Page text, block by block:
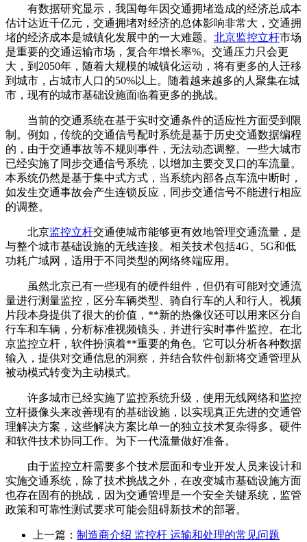
有数据研究显示，我国每年因交通拥堵造成的经济总成本
估计达近千亿元，交通拥堵对经济的总体影响非常大，交通拥
堵的经济成本是城镇化发展中的一大难题。 北京监控立杆市场
是重要的交通运输市场，复合年增长率%。交通压力只会更
大，到2050年，随着大规模的城镇化运动，将有更多的人迁移
到城市，占城市人口的50%以上。随着越来越多的人聚集在城
市，现有的城市基础设施面临着更多的挑战。
当前的交通系统在基于实时交通条件的适应性方面受到限
制。例如，传统的交通信号配时系统是基于历史交通数据编程
的，由于交通事故等不规则事件，无法动态调整。一些大城市
已经实施了同步交通信号系统，以增加主要交叉口的车流量。
本系统仍然是基于集中式方式，当系统内部各点车流中断时，
如发生交通事故会产生连锁反应，同步交通信号不能进行相应
的调整。
北京监控立杆交通使城市能够更有效地管理交通流量，是
与整个城市基础设施的无线连接。相关技术包括4G、5G和低
功耗广域网，适用于不同类型的网络终端应用。
虽然北京已有一些现有的硬件组件，但仍有可能对交通流
量进行测量监控，区分车辆类型、骑自行车的人和行人。视频
片段本身提供了很大的价值，**新的热像仪还可以用来区分自
行车和车辆，分析标准视频镜头，并进行实时事件监控。在北
京监控立杆，软件扮演着**重要的角色。它可以分析各种数据
输入，提供对交通信息的洞察，并结合软件创新将交通管理从
被动模式转变为主动模式。
许多城市已经实施了监控系统升级，使用无线网络和监控
立杆摄像头来改善现有的基础设施，以实现真正先进的交通管
理解决方案，这些解决方案比单一的独立技术复杂得多。硬件
和软件技术协同工作。为下一代流量做好准备。
由于监控立杆需要多个技术层面和专业开发人员来设计和
实施交通系统，除了技术挑战之外，在改变城市基础设施方面
也存在固有的挑战，因为交通管理是一个安全关键系统，监管
政策和可靠性测试要求可能会阻碍新技术的部署。
上一篇： 制造商介绍 监控杆 运输和处理的常见问题